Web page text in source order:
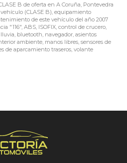
B de oferta en A Coruña, Pontevedra
(CLASE B), equipamiento
de este vehículo del año 2007
"116", ABS, ISOFIX, control de crucero,
bluetooth, navegador, asientos
ambiente, manos libres, sensores de
de aparcamiento traseros, volante